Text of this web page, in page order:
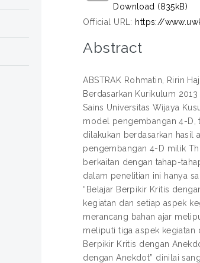
Download (835kB)
Official URL: https://
Abstract
ABSTRAK Rohmatin, Ririn
Berdasarkan Kurikulum
Sains Universitas Wijaya
model pengembangan 4-D,
dilakukan berdasarkan hasil
pengembangan 4-D milik
berkaitan dengan tahap-
dalam penelitian ini hanya
“Belajar Berpikir Kritis
kegiatan dan setiap aspek
merancang bahan ajar
meliputi tiga aspek kegiatan
Berpikir Kritis dengan
dengan Anekdot” dinilai